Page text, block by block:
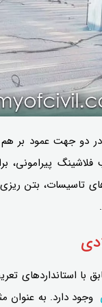
دو جهت عمود بر
پیرامونی،
تاسیسات، بتن ریزی
استانداردهای
وجود دارد. به عنوان